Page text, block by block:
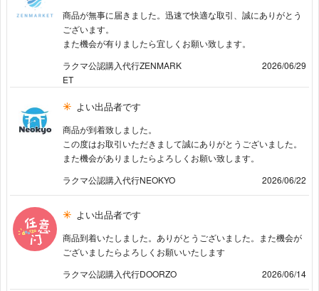
商品が無事に届きました。迅速で快適な取引、誠にありがとう
ございます。
また機会が有りましたら宜しくお願い致します。
ラクマ公認購入代行ZENMARK
ET
2026/06/29
よい出品者です
商品が到着致しました。
この度はお取引いただきまして誠にありがとうございました。
また機会がありましたらよろしくお願い致します。
ラクマ公認購入代行NEOKYO
2026/06/22
よい出品者です
商品到着いたしました。ありがとうございました。また機会が
ございましたらよろしくお願いいたします
ラクマ公認購入代行DOORZO
2026/06/14